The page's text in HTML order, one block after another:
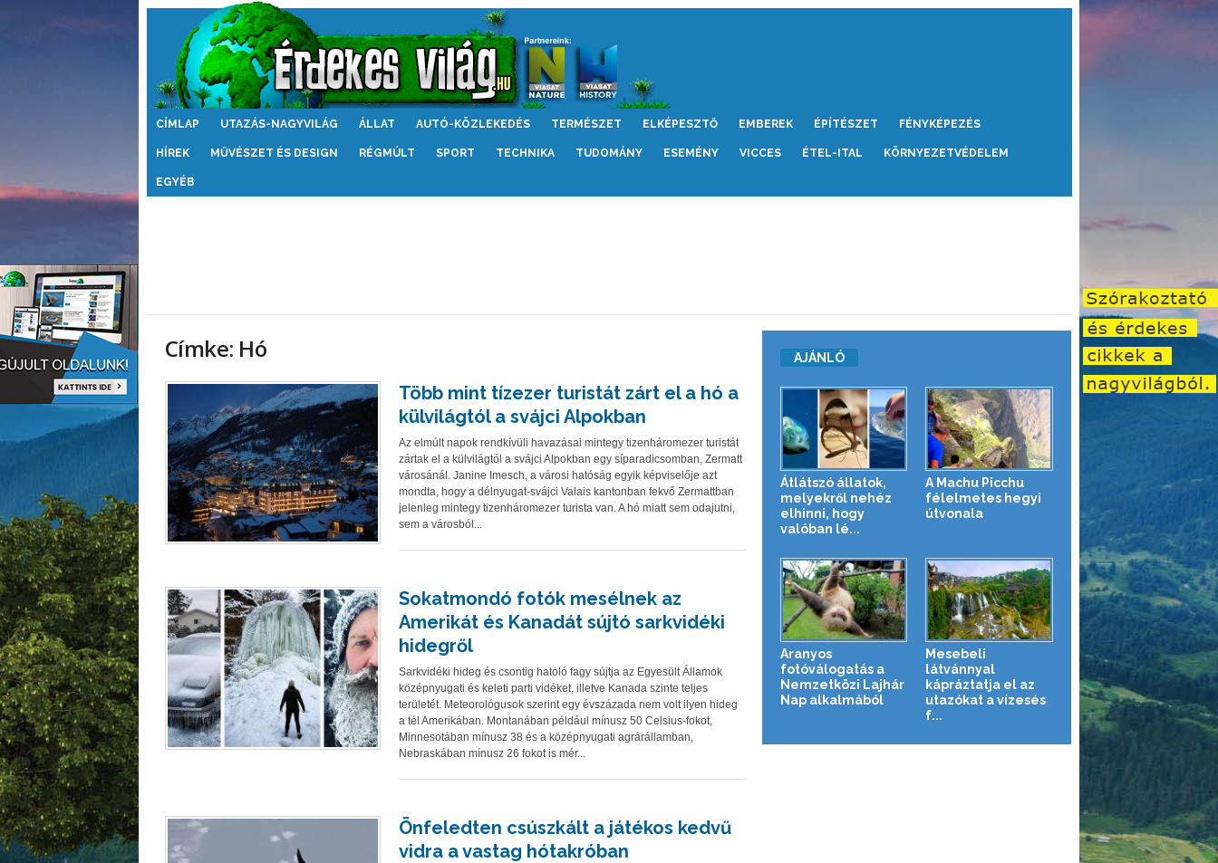
Érdekes
CÍMLAP UTAZÁS-NAGYVILÁG ÁLLAT AUTÓ-KÖZLEKEDÉS TERMÉSZET ELKÉPESZTŐ EMBEREK ÉPÍTÉSZET FÉNYKÉPEZÉS
HÍREK MŰVÉSZET ÉS DESIGN RÉGMÚLT SPORT TECHNIKA TUDOMÁNY ESEMÉNY VICCES ÉTEL-ITAL KÖRNYEZETVÉDELEM
EGYÉB
Címke: Hó
Több mint tízezer turistát zárt el a hó a
külvilágtól a svájci Alpokban
Az elmúlt napok rendkívüli havazásai mintegy tizenháromezer turistát
zártak el a külvilágtól a svájci Alpokban egy síparadicsomban, Zermatt
városánál. Janine Imesch, a városi hatóság egyik képviselője azt
mondta, hogy a délnyugat-svájci Valais kantonban fekvő Zermattban
jelenleg mintegy tizenháromezer turista van. A hó miatt sem odajutni,
sem a városból...
Sokatmondó fotók mesélnek az
Amerikát és Kanadát sújtó sarkvidéki
hidegről
Sarkvidéki hideg és csontig hatoló fagy sújtja az Egyesült Államok
középnyugati és keleti parti vidéket, illetve Kanada szinte teljes
területét. Meteorológusok szerint egy évszázada nem volt ilyen hideg
a tél Amerikában. Montanában például mínusz 50 Celsius-fokot,
Minnesotában mínusz 38 és a középnyugati agrárállamban,
Nebraskában mínusz 26 fokot is mér...
Önfeledten csúszkált a játékos kedvű
vidra a vastag hótakróban
AJÁNLÓ
Átlátszó állatok,
melyekről nehéz
elhinni, hogy
valóban lé...
A Machu Picchu
félelmetes hegyi
útvonala
Aranyos
fotóválogatás a
Nemzetközi Lajhár
Nap alkalmából
Mesebeli
látvánnyal
kápráztatja el az
utazókat a vízesés
f...